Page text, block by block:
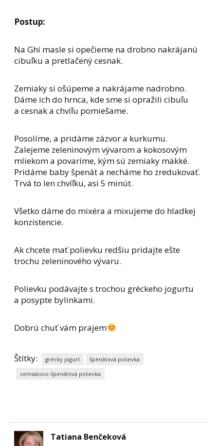
Postup:
Na Ghí masle si opečieme na drobno nakrájanú
cibuľku a pretlačený cesnak.
Zemiaky si ošúpeme a nakrájame nadrobno.
Dáme ich do hrnca, kde sme si opražili cibuľu
a cesnak a chvíľu pomiešame.
Posolíme, a pridáme zázvor a kurkumu.
Zalejeme zeleninovým vývarom a kokosovým
mliekom a povaríme, kým sú zemiaky mäkké.
Pridáme baby špenát a necháme ho zredukovať.
Trvá to len chvíľku, asi 5 minút.
Všetko dáme do mixéra a mixujeme do hladkej
konzistencie.
Ak chcete mať polievku redšiu pridajte ešte
trochu zeleninového vývaru.
Polievku podávajte s trochou gréckeho jogurtu
a posypte bylinkami.
Dobrú chuť vám prajem
Štítky: grécky jogurt
špenátová polievka
zemiakovo-špenátová polievka
Tatiana Benčeková